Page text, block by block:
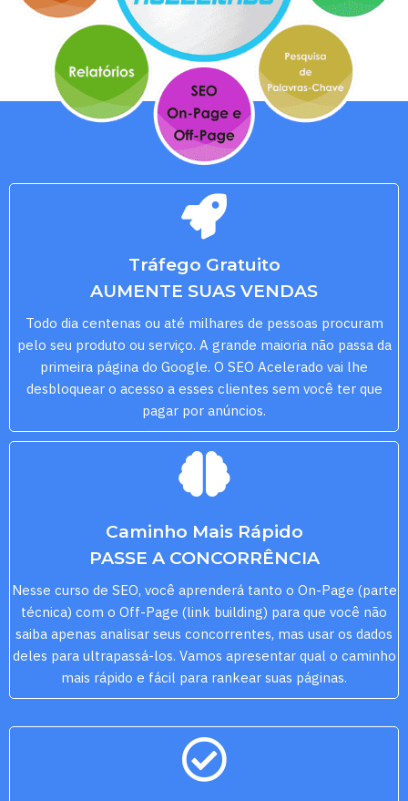
Tráfego Gratuito
AUMENTE SUAS VENDAS
Todo dia centenas ou até milhares de pessoas procuram
pelo seu produto ou serviço. A grande maioria não passa da
primeira página do Google. O SEO Acelerado vai lhe
desbloquear o acesso a esses clientes sem você ter que
pagar por anúncios.
Caminho Mais Rápido
PASSE A CONCORRÊNCIA
Nesse curso de SEO, você aprenderá tanto o On-Page (parte
técnica) com o Off-Page (link building) para que você não
saiba apenas analisar seus concorrentes, mas usar os dados
deles para ultrapassá-los. Vamos apresentar qual o caminho
mais rápido e fácil para rankear suas páginas.